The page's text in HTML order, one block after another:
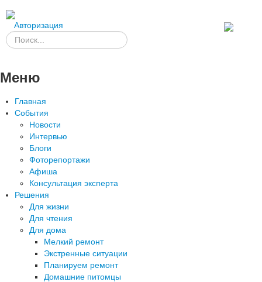
Авторизация
Меню
Главная
События
Новости
Интервью
Блоги
Фоторепортажи
Афиша
Консультация эксперта
Решения
Для жизни
Для чтения
Для дома
Мелкий ремонт
Экстренные ситуации
Планируем ремонт
Домашние питомцы